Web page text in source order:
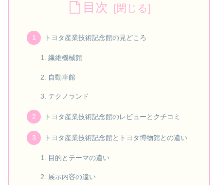
目次
トヨタ産業技術記念館の見どころ
繊維機械館
自動車館
テクノランド
トヨタ産業技術記念館のレビューとクチコミ
トヨタ産業技術記念館とトヨタ博物館との違い
目的とテーマの違い
展示内容の違い